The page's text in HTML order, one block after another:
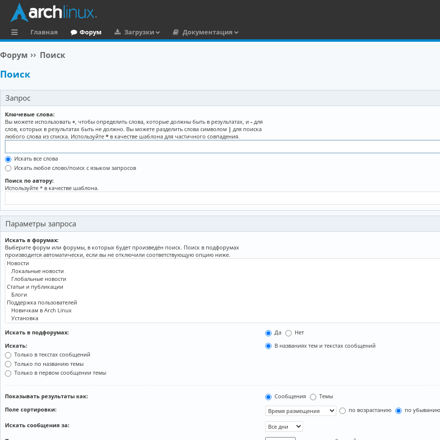
ы
л
к
и
Главная Форум Загрузки Документация
Форум Поиск
Поиск
Запрос
Ключевые слова:
Вы можете использовать +, чтобы определить слова, которые должны быть в результатах, и - для
слов, которых в результатах быть не должно. Вы можете разделить слова символом | для поиска
любого слова из списка. Используйте * в качестве шаблона для частичного совпадения.
Искать все слова
Искать любое слово/поиск с языком запросов
Поиск по автору:
Используйте * в качестве шаблона.
Параметры запроса
Искать в форумах:
Выберите форум или форумы, в которых будет произведён поиск. Поиск в подфорумах
производится автоматически, если вы не отключили соответствующую опцию ниже.
Искать в подфорумах: Да
Нет
Искать:
В названиях тем и текстах сообщений
Только в текстах сообщений
Только по названию темы
Только в первом сообщении темы
Показывать результаты как: Сообщения
Темы
Поле сортировки:
по возрастанию по убыванию
Искать сообщения за: